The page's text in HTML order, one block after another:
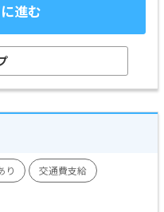
進む
り 交通費支給